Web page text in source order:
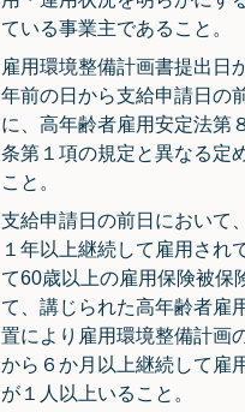
ている事業主であること。
雇用環境整備計画書提出日
年前の日から支給申請日の
に、高年齢者雇用安定法第
条第１項の規定と異なる定
こと。
支給申請日の前日において
１年以上継続して雇用され
て60歳以上の雇用保険被保
て、講じられた高年齢者雇
置により雇用環境整備計画
から６か月以上継続して雇
が１人以上いること。